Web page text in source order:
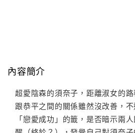
內容簡介
超愛陰森的須奈子，距離淑女的
跟恭平之間的關係雖然沒改善，
「戀愛成功」的籤，是否暗示兩